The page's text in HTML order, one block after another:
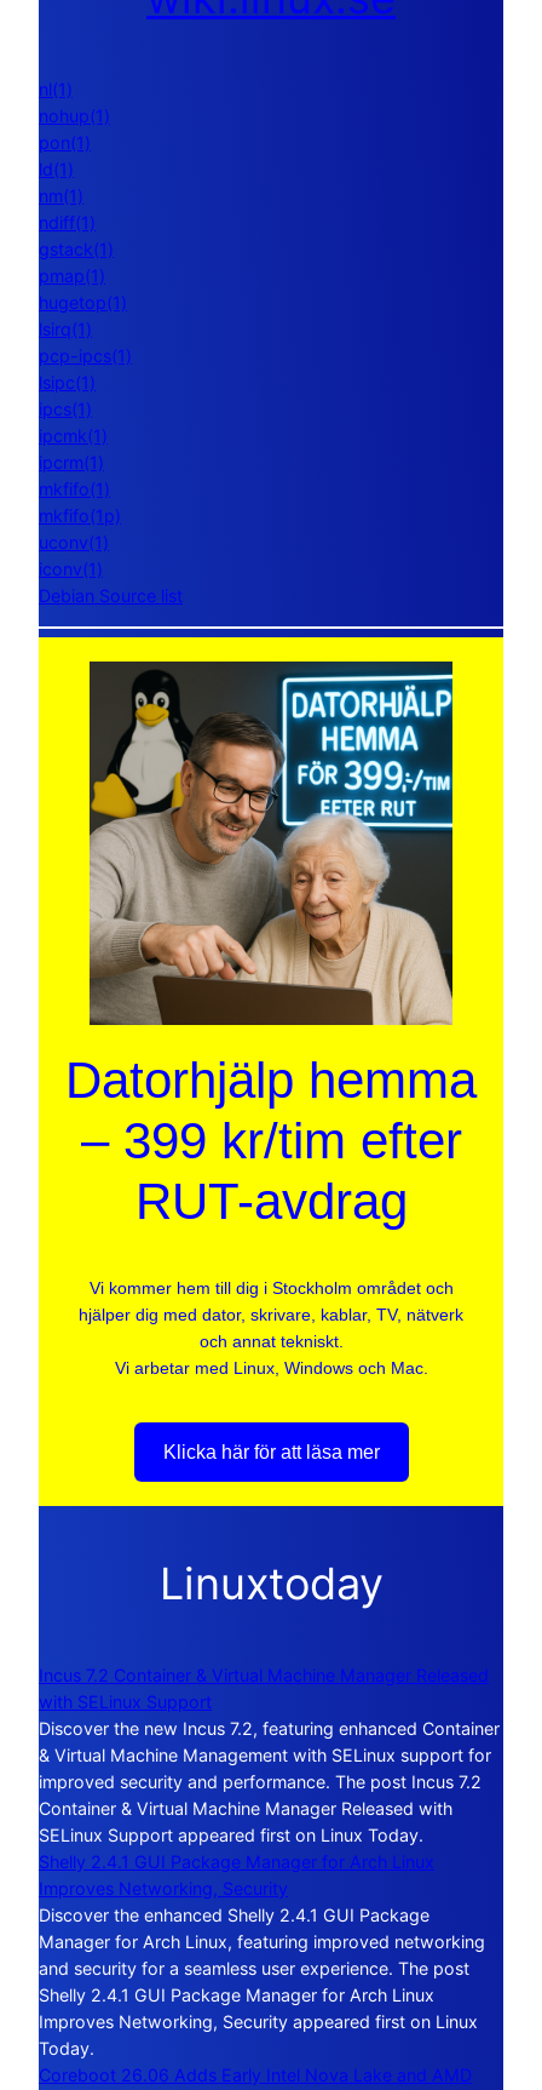
nl(1)
nohup(1)
pon(1)
ld(1)
nm(1)
ndiff(1)
gstack(1)
pmap(1)
hugetop(1)
lsirq(1)
pcp-ipcs(1)
lsipc(1)
ipcs(1)
ipcmk(1)
ipcrm(1)
mkfifo(1)
mkfifo(1p)
uconv(1)
iconv(1)
Debian Source list
Datorhjälp hemma
– 399 kr/tim efter
RUT-avdrag
Vi kommer hem till dig i Stockholm området och
hjälper dig med dator, skrivare, kablar, TV, nätverk
och annat tekniskt.
Vi arbetar med Linux, Windows och Mac.
Klicka här för att läsa mer
Linuxtoday
Incus 7.2 Container & Virtual Machine Manager Released
with SELinux Support
Discover the new Incus 7.2, featuring enhanced Container
& Virtual Machine Management with SELinux support for
improved security and performance. The post Incus 7.2
Container & Virtual Machine Manager Released with
SELinux Support appeared first on Linux Today.
Shelly 2.4.1 GUI Package Manager for Arch Linux
Improves Networking, Security
Discover the enhanced Shelly 2.4.1 GUI Package
Manager for Arch Linux, featuring improved networking
and security for a seamless user experience. The post
Shelly 2.4.1 GUI Package Manager for Arch Linux
Improves Networking, Security appeared first on Linux
Today.
Coreboot 26.06 Adds Early Intel Nova Lake and AMD